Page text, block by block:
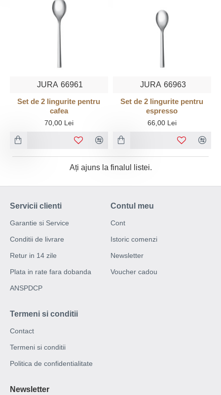
JURA 66961
Set de 2 lingurite pentru
cafea
70,00 Lei
JURA 66963
Set de 2 lingurite pentru
espresso
66,00 Lei
Ați ajuns la finalul listei.
Servicii clienti
Garantie si Service
Conditii de livrare
Retur in 14 zile
Plata in rate fara dobanda
ANSPDCP
Contul meu
Cont
Istoric comenzi
Newsletter
Voucher cadou
Termeni si conditii
Contact
Termeni si conditii
Politica de confidentialitate
Newsletter